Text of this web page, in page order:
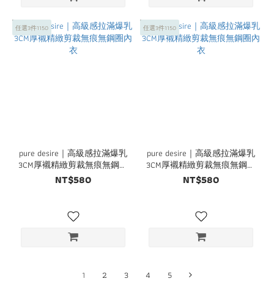
任選3件1150
pure desire｜高級感拉滿爆乳
3CM厚襯精緻剪裁無痕無鋼圈
內衣
NT$580
任選3件1150
pure desire｜高級感拉滿爆乳
3CM厚襯精緻剪裁無痕無鋼圈
內衣
NT$580
1 2 3 4 5